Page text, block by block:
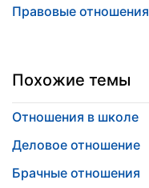
Правовые отношения
Похожие темы
Отношения в школе
Деловое отношение
Брачные отношения